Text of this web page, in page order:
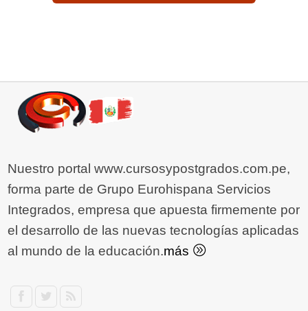
Nuestro portal www.cursosypostgrados.com.pe,
forma parte de Grupo Eurohispana Servicios
Integrados, empresa que apuesta firmemente por
el desarrollo de las nuevas tecnologías aplicadas
al mundo de la educación.más